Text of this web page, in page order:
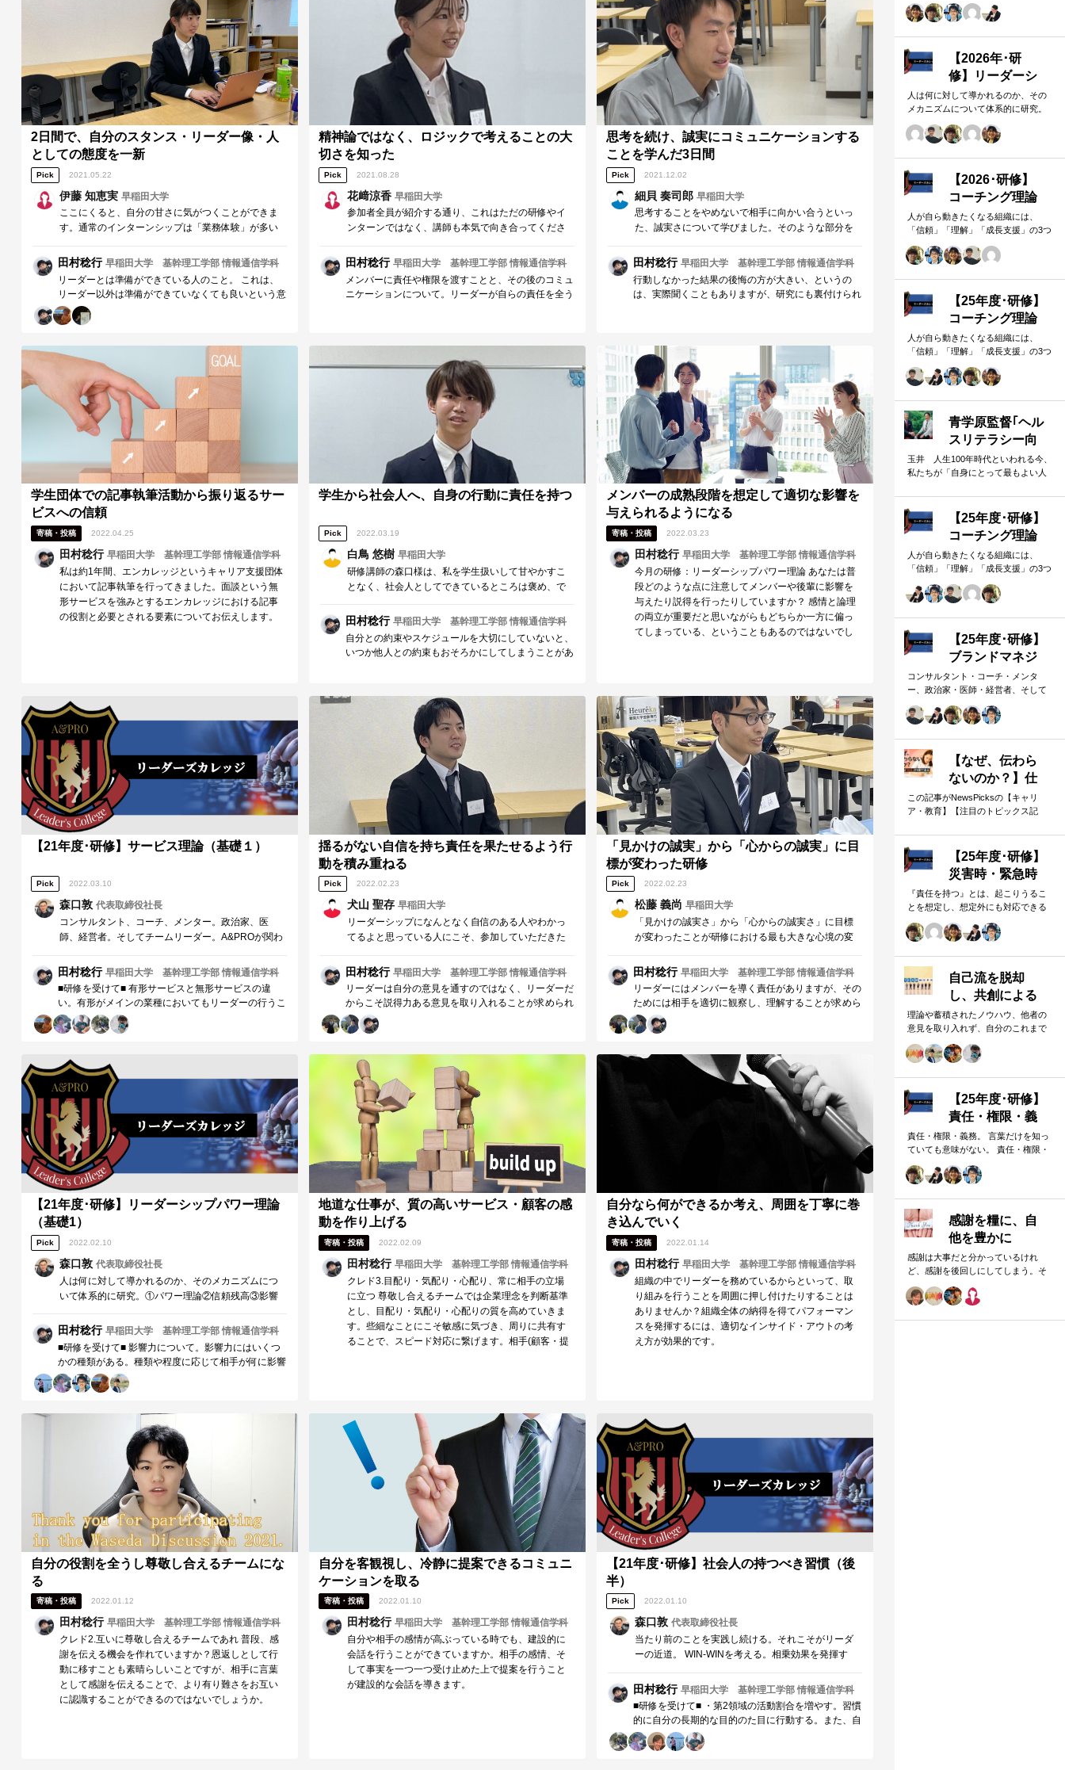
践を見据えて毎回の研修から学び取っていきます。
ができるのではないでしょうか。 どのような場面で
も誠実に挑戦し続けて活躍されることを応援していま
す！ リーダーズカレッジ:田村
いて自身と向き合う中で、そのようなアクションプラ
ンを捉えたのではないでしょうか。 研修の場にとど
まらず今後エンカレッジでの活動において学んだこと
を実践することで、平本さんのさらなる成長となるこ
とを応援しています！
2日間で、自分のスタンス・リーダー像・人
としての態度を一新
Pick 2021.05.22
伊藤 知恵実 早稲田大学
ここにくると、自分の甘さに気がつくことができま
す。通常のインターンシップは「業務体験」が多い
るべき姿を学ぶことができます。
田村稔行 早稲田大学 基幹理工学部 情報通信学科
リーダーとは準備ができている人のこと。 これは、
リーダー以外は準備ができていなくても良いという意
味ではなく、チームのために主体的に動き準備ができ
ているメンバーが結果的にリーダーになるということ
という名前です。しかし、リーダーでなくとも、チー
ムにおいて各メンバーが研修で学んだことを意識する
ことの重要性に気づかれたのではないかと思います。
伊藤さんが今後、リーダーとして準備ができ次第、チ
ームに貢献して活躍していくことを応援しています。
精神論ではなく、ロジックで考えることの大
切さを知った
Pick 2021.08.28
花﨑涼香 早稲田大学
参加者全員が紹介する通り、これはただの研修やイ
ンターンではなく、講師も本気で向き合ってくださ
なっているため、遂行するには大きな覚悟と目的が
必要です。しかし、受講することで今まで気づかな
かったこと、新たな学びをたくさん得られる研修を
田村稔行 早稲田大学 基幹理工学部 情報通信学科
メンバーに責任や権限を渡すことと、その後のコミュ
ニケーションについて。リーダーが自らの責任を全う
だことを活かし、花﨑さんが周囲のメンバーが完全燃
焼できるよう、自分自身や周囲のメンバーと向き合っ
ていくことを応援しています！
思考を続け、誠実にコミュニケーションする
ことを学んだ3日間
Pick 2021.12.02
細貝 奏司郎 早稲田大学
思考することをやめないで相手に向かい合うといっ
た、誠実さについて学びました。そのような部分を
されることをおすすめしたいです。
田村稔行 早稲田大学 基幹理工学部 情報通信学科
行動しなかった結果の後悔の方が大きい、というの
は、実際聞くこともありますが、研究にも裏付けられ
その重要性をもとに、エンカレッジにとどまらずその
他の活動でも、周囲、そして自分自身にも誠実な姿で
向き合われることを応援しています！
学生団体での記事執筆活動から振り返るサー
ビスへの信頼
寄稿・投稿 2022.04.25
田村稔行 早稲田大学 基幹理工学部 情報通信学科
私は約1年間、エンカレッジというキャリア支援団体
において記事執筆を行ってきました。面談という無
形サービスを強みとするエンカレッジにおける記事
の役割と必要とされる要素についてお伝えします。
学生から社会人へ、自身の行動に責任を持つ
Pick 2022.03.19
白鳥 悠樹 早稲田大学
研修講師の森口様は、私を学生扱いして甘やかすこ
となく、社会人としてできているところは褒め、で
てくださった。2日間で学生としての甘えについて顧
みて向き合うことができた。学生だから」という理
由で社会人に甘やかされてきたり、時間が有り余っ
田村稔行 早稲田大学 基幹理工学部 情報通信学科
自分との約束やスケジュールを大切にしていないと、
いつか他人との約束もおそろかにしてしまうことがあ
れていきます。 白鳥さんが、自信を積み重ね、学生
の段階を超えて社会人として責任を持ったリーダーと
して活躍されることを応援しています！
メンバーの成熟段階を想定して適切な影響を
与えられるようになる
寄稿・投稿 2022.03.23
田村稔行 早稲田大学 基幹理工学部 情報通信学科
今月の研修：リーダーシップパワー理論 あなたは普
段どのような点に注意してメンバーや後輩に影響を
与えたり説得を行ったりしていますか？ 感情と論理
の両立が重要だと思いながらもどちらか一方に偏っ
てしまっている、ということもあるのではないでし
【21年度･研修】サービス理論（基礎１）
Pick 2022.03.10
森口敦 代表取締役社長
コンサルタント、コーチ、メンター。政治家、医
師、経営者。そしてチームリーダー。A&PROが関わ
る。 生産と消費が同時に行われる無形サービス。有
形サービスと違って、生産と消費の間で品質管理
は…
田村稔行 早稲田大学 基幹理工学部 情報通信学科
■研修を受けて■ 有形サービスと無形サービスの違
い。有形がメインの業種においてもリーダーの行うこ
とや組織運営についてはまさに無形サービスである。
どこまで固定化してどこからに柔軟性を持たせるか。
ど)を狙いに行くか予め計画を立てておく。アンケー
トはその要因に関する確認として存在する(事後アン
ケートありきのサービスではない)。 ■今後に向けて■
実行する前には相手になってほしいイメージを考えて
行動し、実行後はなぜそのような結果になったのか原
因を特定する。 1.ターゲット像そして相手にどのよう
な行動をしてもらうかという想定まで組んで施策を打
つようにしたいです。例：記事を読んだ後に面談に申
し込んでもらう。抜粋(要約)から記事本文を読んでも
らう、など。 2.上手くいかなかった場合だけでなく、
上手くいった場合にもなぜその結果になったのか、相
性なのかやり方なのかを特定して、「なぜだか成功し
ている」をなくす。それら要因を周囲にも活かせるよ
うにまとめる。 ■研修講師（森口敦）へのメッセー
ジ ■ 森口さん。本日も研修ありがとうございまし
た。エンカレッジとA&PROで1年間行ってきた記事執
筆を軸にどのような視点が更に必要か、両活動の違い
なども振り返りながら浮き彫りにすることができまし
ように時間管理をしていただきありがとうございまし
た。周囲のメンバーの意見もあり、1年間で当たり前
と思っていたものの改善した方が良いものを見出すこ
とができました。
揺るがない自信を持ち責任を果たせるよう行
動を積み重ねる
Pick 2022.02.23
犬山 聖存 早稲田大学
リーダーシップになんとなく自信のある人やわかっ
てるよと思っている人にこそ、参加していただきた
動し、より説得力のある意見は真に納得して取り入
れる本質的な謙虚さを手に入れたいと思います。
田村稔行 早稲田大学 基幹理工学部 情報通信学科
リーダーは自分の意見を通すのではなく、リーダーだ
からこそ説得力ある意見を取り入れることが求められ
ます。準備のできたリーダーになるために、気付いた
ことを見過ごさず行動に移し続けることは一つの鍵に
自信を持つ、行動できるそして周囲への行動を促すよ
う導けるリーダーへと更に成長されることを応援して
います！
「見かけの誠実」から「心からの誠実」に目
標が変わった研修
Pick 2022.02.23
松藤 義尚 早稲田大学
「見かけの誠実さ」から「心からの誠実さ」に目標
が変わったことが研修における最も大きな心境の変
るよう行動できるようになっていたと思います。森
口さんには、独力で気づくことができていなかった
自分の弱さについてストレートに伝えていただけた
こと、本当に感謝しています。
田村稔行 早稲田大学 基幹理工学部 情報通信学科
リーダーにはメンバーを導く責任がありますが、その
ためには相手を適切に観察し、理解することが求めら
れています。 加えて、土台としてリーダーとしての
信頼を積み重ねていることも重要です。 研修での、
経験を活かし、目の前のことにまさに心から誠実そし
て謙虚に取り組み続け活躍されることを応援していま
【21年度･研修】リーダーシップパワー理論
（基礎1）
Pick 2022.02.10
森口敦 代表取締役社長
人は何に対して導かれるのか、そのメカニズムにつ
いて体系的に研究。①パワー理論②信頼残高③影響
く、相手の欲求に応じ合理的に働きかける。そんな
影響力のあるリーダーを目指す人財のための研修で
す。
田村稔行 早稲田大学 基幹理工学部 情報通信学科
■研修を受けて■ 影響力について。影響力にはいくつ
かの種類がある。種類や程度に応じて相手が何に影響
されやすいかを想定して対応できるようにする。一方
で、自分が影響されやすい種類について相手にもそれ
がどの欲求を求めているか。 信頼について。自分が
相手にしてきたことを信頼残高として冷静に振り返る
(人に聞かないと信頼されているかわからないという
状況かから脱する)。約束を守るだけでなく、毎回誠
実に行動しているか、自分から提案しているか、見な
いふりをしていないかなど振り返る観点を多く得るこ
とができた。 信頼の引き出しは簡単にできてしまう
が預け入れは簡単に積み重なることではない。 ■今後
に向けて■ 影響力について、自分の傾向を知ることが
できた。自分の場合は合理、理屈などに影響されやす
いと感じたし、何よりサークルなどでそれらに偏って
を求めているかを手がかりに「この人にこう言ったら
このように返ってくるだろうな」というものを想定し
ながら行動できるようになりたい。 ■研修講師（森口
敦）へのメッセージ ■ 森口さん。影響と信頼につい
てそれぞれを深く掘り下げる時間を作っていただいた
ことで、日常的にできていたこと、できていいかなっ
たことやその傾向について把握することができまし
た。日常的にも理屈に頼ってしまうといった傾向があ
地道な仕事が、質の高いサービス・顧客の感
動を作り上げる
寄稿・投稿 2022.02.09
田村稔行 早稲田大学 基幹理工学部 情報通信学科
クレド3.目配り・気配り・心配り、常に相手の立場
に立つ 尊敬し合えるチームでは企業理念を判断基準
とし、目配り・気配り・心配りの質を高めていきま
す。些細なことにこそ敏感に気づき、周りに共有す
ることで、スピード対応に繋げます。相手(顧客・提
自分なら何ができるか考え、周囲を丁寧に巻
き込んでいく
寄稿・投稿 2022.01.14
田村稔行 早稲田大学 基幹理工学部 情報通信学科
組織の中でリーダーを務めているからといって、取
り組みを行うことを周囲に押し付けたりすることは
ありませんか？組織全体の納得を得てパフォーマン
スを発揮するには、適切なインサイド・アウトの考
え方が効果的です。
自分の役割を全うし尊敬し合えるチームにな
る
寄稿・投稿 2022.01.12
田村稔行 早稲田大学 基幹理工学部 情報通信学科
クレド2.互いに尊敬し合えるチームであれ 普段、感
謝を伝える機会を作れていますか？恩返しとして行
動に移すことも素晴らしいことですが、相手に言葉
として感謝を伝えることで、より有り難さをお互い
に認識することができるのではないでしょうか。
自分を客観視し、冷静に提案できるコミュニ
ケーションを取る
寄稿・投稿 2022.01.10
田村稔行 早稲田大学 基幹理工学部 情報通信学科
自分や相手の感情が高ぶっている時でも、建設的に
会話を行うことができていますか。相手の感情、そ
して事実を一つ一つ受け止めた上で提案を行うこと
が建設的な会話を導きます。
【21年度･研修】社会人の持つべき習慣（後
半）
Pick 2022.01.10
森口敦 代表取締役社長
当たり前のことを実践し続ける。それこそがリーダ
ーの近道。 WIN-WINを考える。相乗効果を発揮す
り前のことを、『7つの習慣』をもとに深掘りしてい
きます。 評論家ではなく、我がこととして取り組…
田村稔行 早稲田大学 基幹理工学部 情報通信学科
■研修を受けて■ ・第2領域の活動割合を増やす。習慣
的に自分の長期的な目的のた目に行動する。また、自
分の時間についてだけでなく、チームでの時間におい
ても第1, 3領域の時間を減らし、第2領域に移動す
武器 自分の欲求で相手に働きかける
【2026年･研
修】リーダーシ
ップパワー理論
（基礎1）
人は何に対して導かれるのか、その
メカニズムについて体系的に研究。
武器 自分の欲求で相手に働きかける
【2026･研修】
コーチング理論
（基礎3）
人が自ら動きたくなる組織には、
「信頼」「理解」「成長支援」の3つ
グレガーのXY理論・マズローの欲求
すれば自ら動くようになるのか」
を、実例を交えて深く学びます。 単
なる知識の習得にとどまらず、現場
で直面する課題（メンバーの停滞・
生徒の伸び悩み・顧客対応の難航な
実践型のプログラムです。
【25年度･研修】
コーチング理論
（基礎2）
人が自ら動きたくなる組織には、
「信頼」「理解」「成長支援」の3つ
グレガーのXY理論・マズローの欲求
すれば自ら動くようになるのか」
を、実例を交えて深く学びます。 単
なる知識の習得にとどまらず、現場
で直面する課題（メンバーの停滞・
生徒の伸び悩み・顧客対応の難航な
実践型のプログラムです。
青学原監督｢ヘル
スリテラシー向
上｣促す納得理由
| ジョンソン・エ
ン | 東洋経済オ
ンライン
玉井 人生100年時代といわれる今、
私たちが「自身にとって最もよい人
関する情報を正しく判断し、適切な
選択や行動を…【25年度･研修】
コーチング理論
（基礎１）
人が自ら動きたくなる組織には、
「信頼」「理解」「成長支援」の3つ
グレガーのXY理論・マズローの欲求
すれば自ら動くようになるのか」
を、実例を交えて深く学びます。 単
なる知識の習得にとどまらず、現場
で直面する課題（メンバーの停滞・
生徒の伸び悩み・顧客対応の難航な
実践型のプログラムです。
【25年度･研修】
ブランドマネジ
メント（基礎2）
コンサルタント・コーチ・メンタ
ー、政治家・医師・経営者、そして
手の多くが、自らの存在や組織をブ
【なぜ、伝わら
ないのか？】仕
事は「知る」が9
割である
この記事がNewsPicksの【キャリ
ア・教育】【注目のトピックス記
す。 本記事は、渾身の企画やメッセ
ージがなぜ…【25年度･研修】
災害時・緊急時
の対応
『責任を持つ』とは、起こりうるこ
とを想定し、想定外にも対応できる
生命を、机上の空論でなく、本気で
自己流を脱却
し、共創による
品質高いサービ
スを創り出す
理論や蓄積されたノウハウ、他者の
意見を取り入れず、自分のこれまで
た経験はないでしょうか。自己流を
す。
【25年度･研修】
責任・権限・義
務
責任・権限・義務。 言葉だけを知っ
ていても意味がない。 責任・権限・
絡・相談の違いと「判断・決断」と
関係 これらを理解し、効果的に使い
分けることが重要。 理屈と機能を理
解し、チームワークを大きく向上し
たいリーダーのための研修です。
感謝を糧に、自
他を豊かに
感謝は大事だと分かっているけれ
ど、感謝を後回しにしてしまう。そ
していただき、実践するための準備